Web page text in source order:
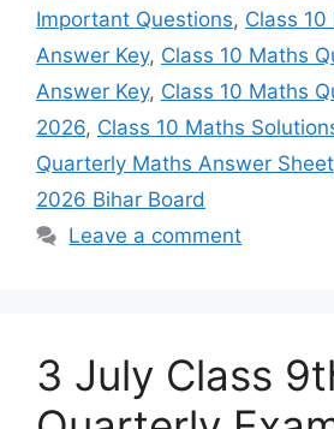
Important Questions, Class 10
Answer Key, Class 10 Maths
Answer Key, Class 10 Maths
2026, Class 10 Maths
Quarterly Maths Answer Sheet
2026 Bihar Board
Leave a comment
3 July Class